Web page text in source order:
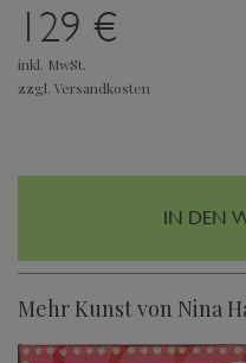
129 €
inkl. MwSt.
zzgl. Versandkosten
IN DEN
Mehr Kunst von Nina